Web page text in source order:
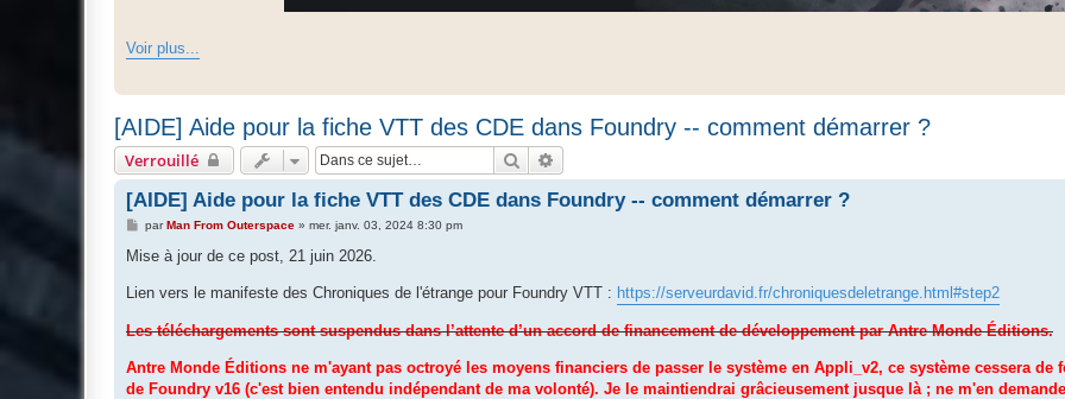
Voir plus...
[AIDE] Aide pour la fiche VTT des CDE dans Foundry -- comment démarrer ?
Verrouillé Rechercher
[AIDE] Aide pour la fiche VTT des CDE dans Foundry -- comment démarrer ?
M
s
g
parMan From Outerspace» mer. janv. 03, 2024 8:30 pm
Mise à jour de ce post, 21 juin 2026.
Lien vers le manifeste des Chroniques de l'étrange pour Foundry VTT : https://serveurdavid.fr/chroniquesdeletrange.html#step2
Les téléchargements sont suspendus dans l’attente d’un accord de financement de développement par Antre Monde Éditions.
Antre Monde Éditions ne m'ayant pas octroyé les moyens financiers de passer le système en Appli_v2, ce système cessera de
de Foundry v16 (c'est bien entendu indépendant de ma volonté). Je le maintiendrai grâcieusement jusque là ; ne m'en